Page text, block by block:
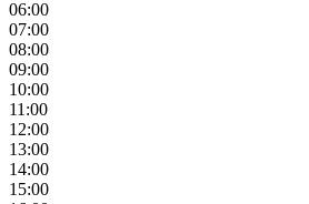
06:00
07:00
08:00
09:00
10:00
11:00
12:00
13:00
14:00
15:00